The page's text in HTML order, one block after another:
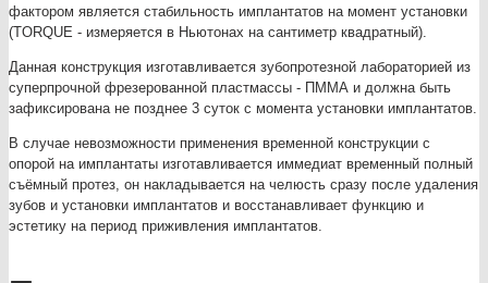
фактором является стабильность имплантатов на момент установки
(TORQUE - измеряется в Ньютонах на сантиметр квадратный).
Данная конструкция изготавливается зубопротезной лабораторией из
суперпрочной фрезерованной пластмассы - ПММА и должна быть
зафиксирована не позднее 3 суток с момента установки имплантатов.
В случае невозможности применения временной конструкции с
опорой на имплантаты изготавливается иммедиат временный полный
съёмный протез, он накладывается на челюсть сразу после удаления
зубов и установки имплантатов и восстанавливает функцию и
эстетику на период приживления имплантатов.